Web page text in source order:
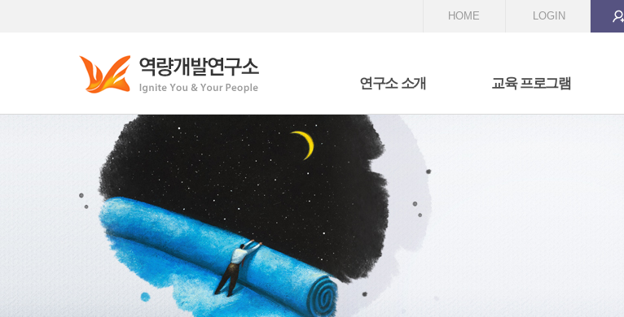
HOME LOGIN
연구소 소개
Who we are
What we are doing
교육 프로그램